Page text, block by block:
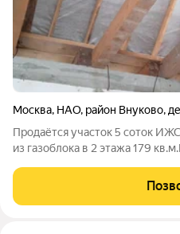
Москва, НАО, район Внуково,
Продаётся участок 5 соток
из газоблока в 2 этажа 179
сваями диаметр 250) и
Москвы ТиНао.По адресу